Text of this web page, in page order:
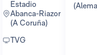
Estadio
Abanca-Riazor
(A Coruña)
TVG